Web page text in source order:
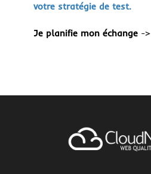
votre stratégie de test.
Je planifie mon échange->